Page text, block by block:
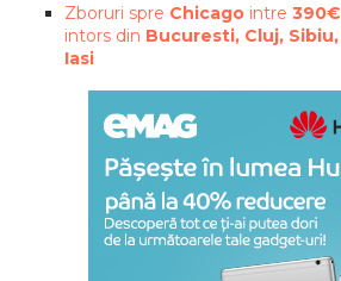
Zboruri spre Chicago intre
intors din Bucuresti, Cluj,
Iasi